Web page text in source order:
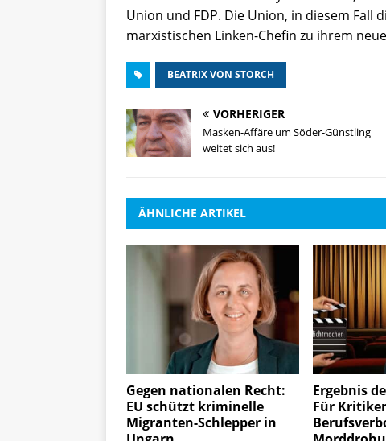
Union und FDP. Die Union, in diesem Fall
marxistischen Linken-Chefin zu ihrem
BEATRIX VON STORCH
VORHERIGER
Masken-Affäre um Söder-Günstling
weitet sich aus!
ÄHNLICHE ARTIKEL
Gegen nationalen Recht:
EU schützt kriminelle
Migranten-Schlepper in
Ergebnis
Für